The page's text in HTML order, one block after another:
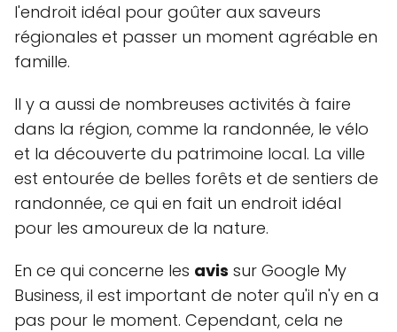
l'endroit idéal pour goûter aux saveurs
régionales et passer un moment agréable en
famille.
Il y a aussi de nombreuses activités à faire
dans la région, comme la randonnée, le vélo
et la découverte du patrimoine local. La ville
est entourée de belles forêts et de sentiers de
randonnée, ce qui en fait un endroit idéal
pour les amoureux de la nature.
En ce qui concerne les avis sur Google My
Business, il est important de noter qu'il n'y en a
pas pour le moment. Cependant, cela ne